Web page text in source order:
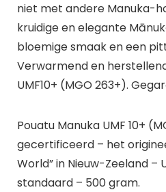
niet met andere Manuka-
kruidige en elegante
bloemige smaak en een
Verwarmend en
UMF10+ (MGO 263+).
Pouatu Manuka UMF 10+
gecertificeerd – het
World” in Nieuw-Zeeland –
standaard – 500 gram.